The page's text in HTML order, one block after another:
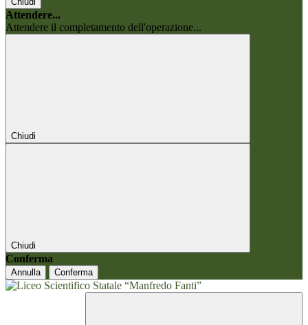
Attendere...
Attendere il completamento dell'operazione...
Chiudi
Chiudi
Conferma
Annulla Conferma